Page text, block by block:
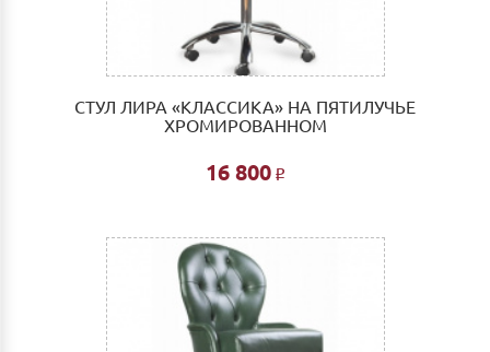
СТУЛ ЛИРА «КЛАССИКА» НА ПЯТИЛУЧЬЕ
ХРОМИРОВАННОМ
16 800 Р